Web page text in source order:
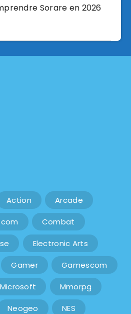
Sorare en 2026
Action Arcade
Combat
Electronic Arts
Gamer Gamescom
Microsoft Mmorpg
Neogeo NES